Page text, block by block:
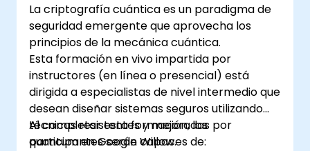
La criptografía cuántica es un paradigma de
seguridad emergente que aprovecha los
principios de la mecánica cuántica.
Esta formación en vivo impartida por
instructores (en línea o presencial) está
dirigida a especialistas de nivel intermedio que
desean diseñar sistemas seguros utilizando
técnicas resistentes y mejoradas por
quantum en Google Willow.
Al completar esta formación, los
participantes serán capaces de: